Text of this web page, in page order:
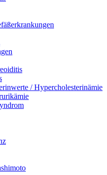
/ Hypercholesterinämie